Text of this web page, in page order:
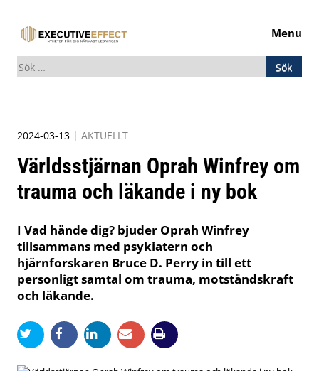
Menu
Sök
efter:
to
2024-03-13 | AKTUELLT
Världsstjärnan Oprah Winfrey om
trauma och läkande i ny bok
I Vad hände dig? bjuder Oprah Winfrey
tillsammans med psykiatern och
hjärnforskaren Bruce D. Perry in till ett
personligt samtal om trauma, motståndskraft
och läkande.